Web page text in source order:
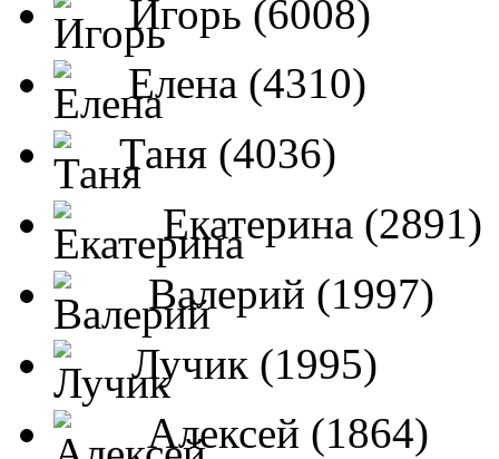
Игорь (6008)
Елена (4310)
Таня (4036)
Екатерина (2891)
Валерий (1997)
Лучик (1995)
Алексей (1864)